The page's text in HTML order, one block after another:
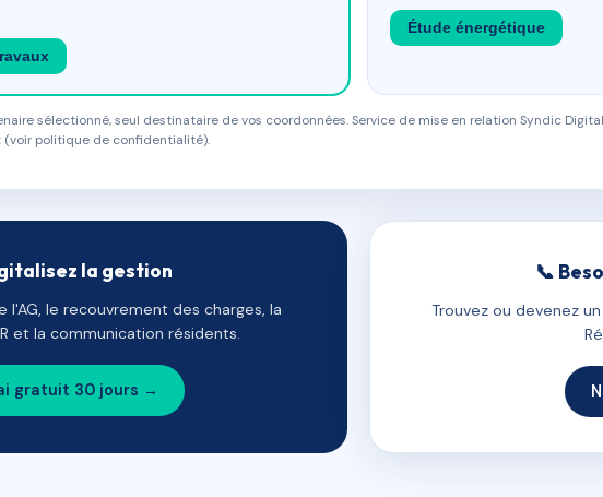
Étude énergétique
sélectionné, seul destinataire de vos coordonnées. Service de mise en relation Syndic
politique de confidentialité).
la gestion
l'AG, le recouvrement des charges, la
et la communication résidents.
gratuit 30 jours →
📞
Trouvez ou devenez